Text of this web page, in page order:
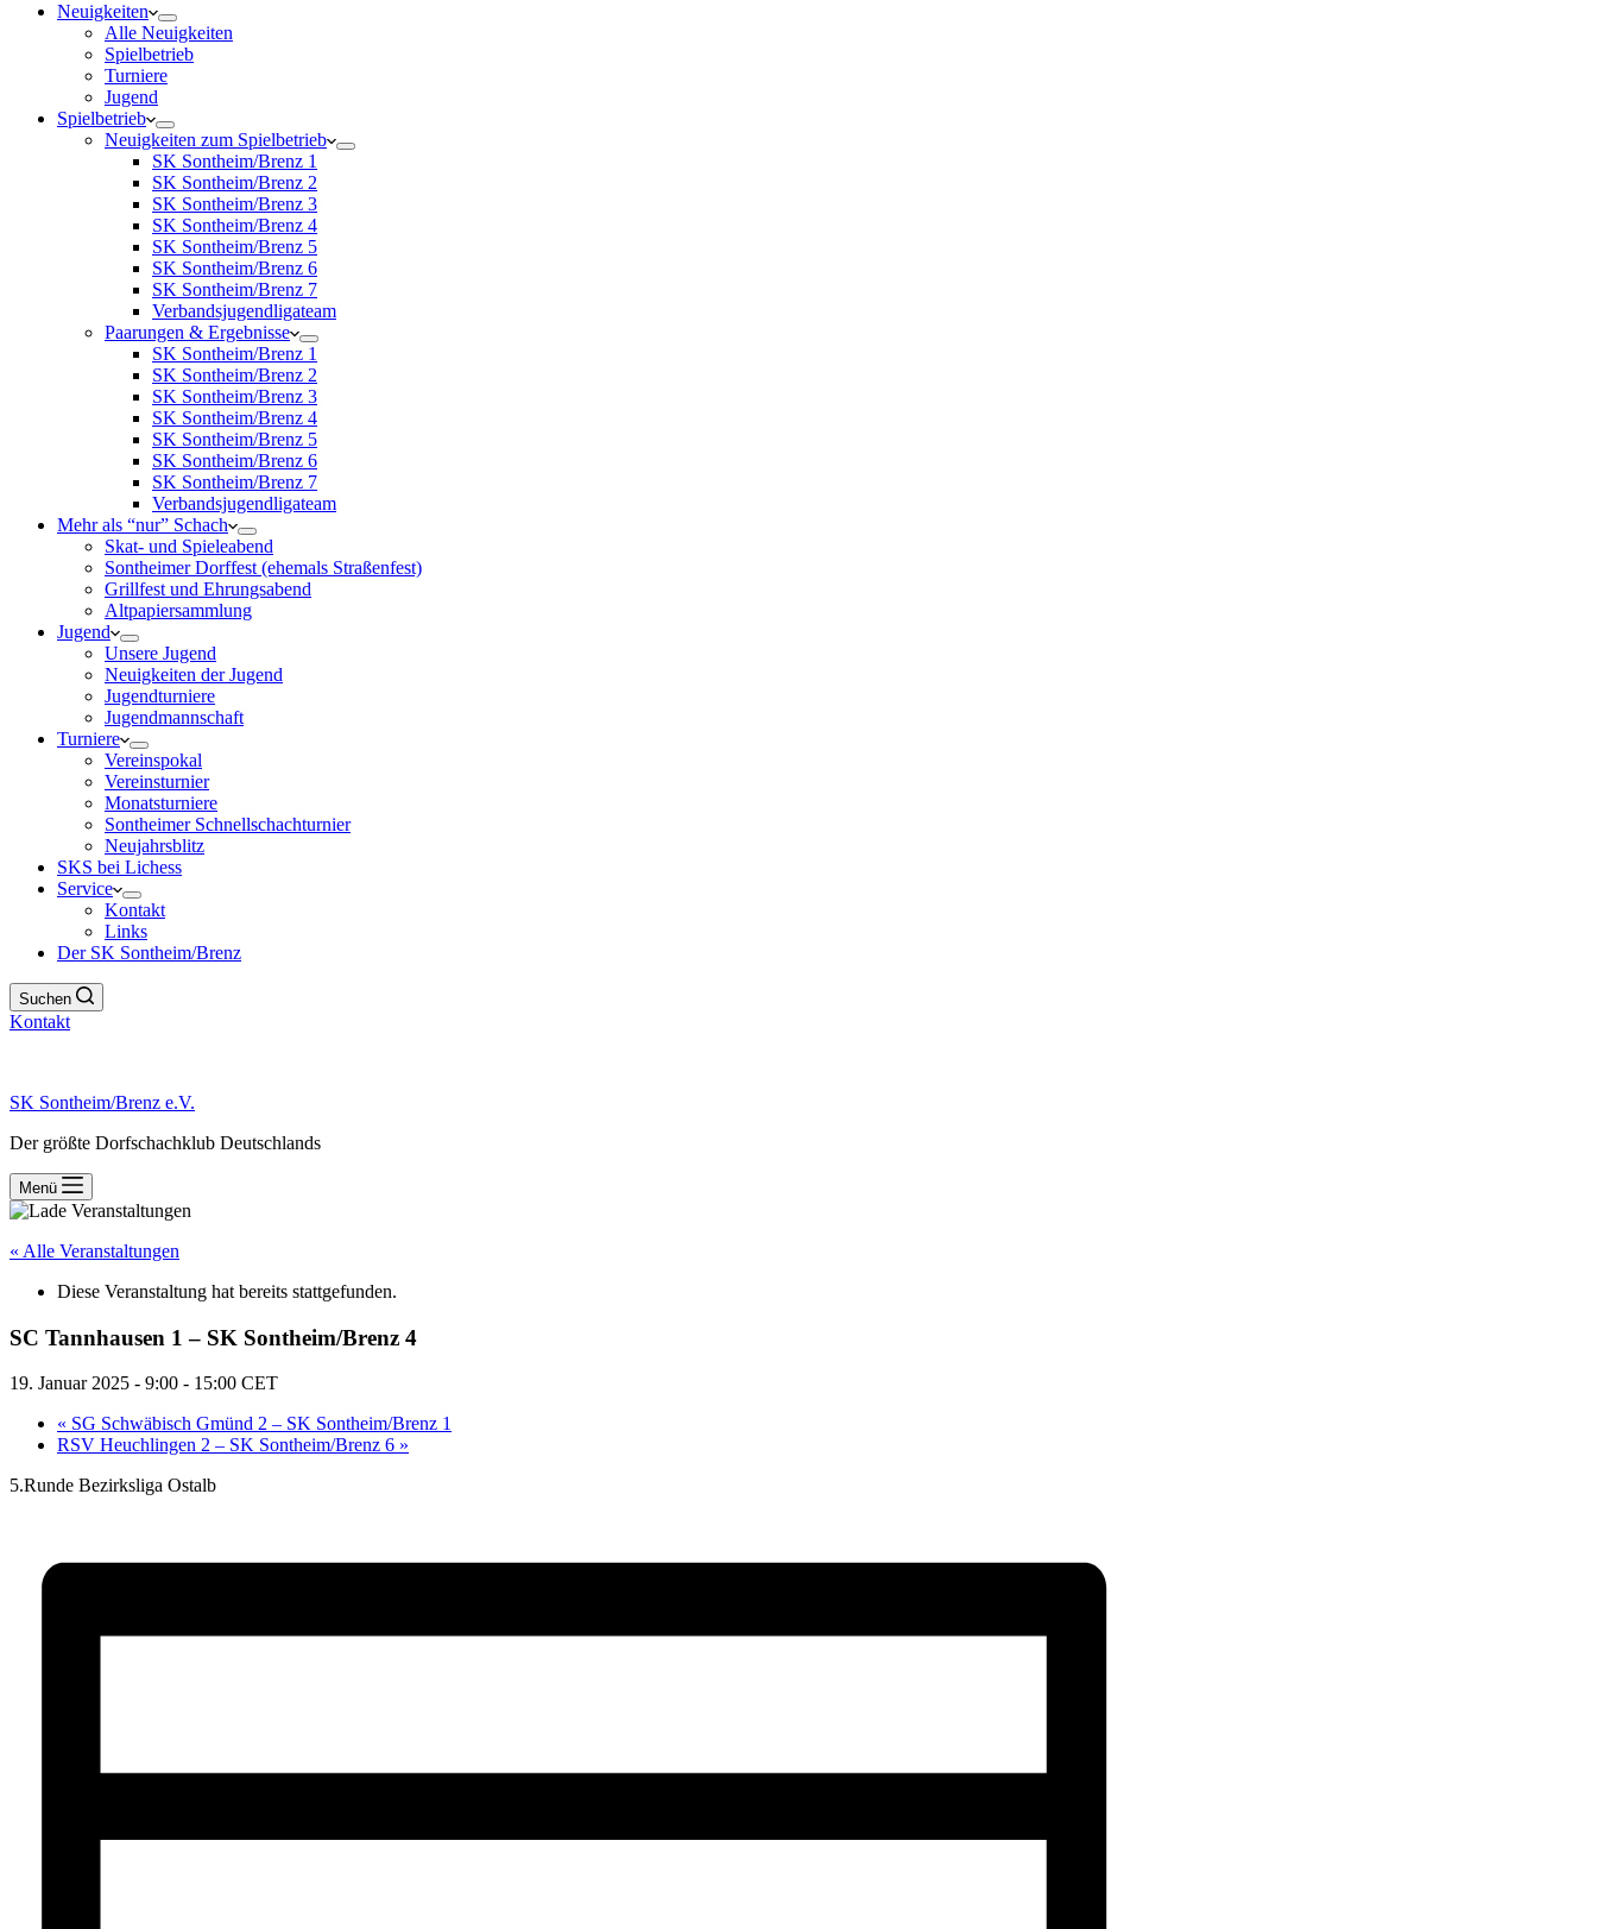
Neuigkeiten
Alle Neuigkeiten
Spielbetrieb
Turniere
Jugend
Spielbetrieb
Neuigkeiten zum Spielbetrieb
SK Sontheim/Brenz 1
SK Sontheim/Brenz 2
SK Sontheim/Brenz 3
SK Sontheim/Brenz 4
SK Sontheim/Brenz 5
SK Sontheim/Brenz 6
SK Sontheim/Brenz 7
Verbandsjugendligateam
Paarungen & Ergebnisse
SK Sontheim/Brenz 1
SK Sontheim/Brenz 2
SK Sontheim/Brenz 3
SK Sontheim/Brenz 4
SK Sontheim/Brenz 5
SK Sontheim/Brenz 6
SK Sontheim/Brenz 7
Verbandsjugendligateam
Mehr als “nur” Schach
Skat- und Spieleabend
Sontheimer Dorffest (ehemals Straßenfest)
Grillfest und Ehrungsabend
Altpapiersammlung
Jugend
Unsere Jugend
Neuigkeiten der Jugend
Jugendturniere
Jugendmannschaft
Turniere
Vereinspokal
Vereinsturnier
Monatsturniere
Sontheimer Schnellschachturnier
Neujahrsblitz
SKS bei Lichess
Service
Kontakt
Links
Der SK Sontheim/Brenz
Suchen
Kontakt
SK Sontheim/Brenz e.V.
Der größte Dorfschachklub Deutschlands
Menü
« Alle Veranstaltungen
Diese Veranstaltung hat bereits stattgefunden.
SC Tannhausen 1 – SK Sontheim/Brenz 4
19. Januar 2025 - 9:00 - 15:00 CET
« SG Schwäbisch Gmünd 2 – SK Sontheim/Brenz 1
RSV Heuchlingen 2 – SK Sontheim/Brenz 6 »
5.Runde Bezirksliga Ostalb